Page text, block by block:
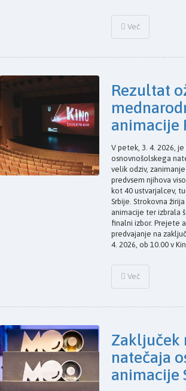
Več
Rezultat
animacije
V petek, 3. 4. 2026,
osnovnošolskega
velik odziv,
predvsem njihova
kot 40 ustvarjalcev,
Srbije. Strokovna
animacije ter izbrala
finalni izbor. Prejete
predvajanje na
4. 2026, ob 10.00 v
Več
Zaključek
natečaja
animacije